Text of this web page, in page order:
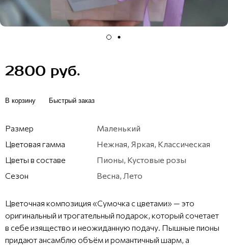
2800 руб.
В корзину Быстрый заказ
Размер
Маленький
Цветовая гамма
Нежная, Яркая, Классическая
Цветы в составе
Пионы, Кустовые розы
Сезон
Весна, Лето
Цветочная композиция «Сумочка с цветами» — это
оригинальный и трогательный подарок, который сочетает
в себе изящество и неожиданную подачу. Пышные пионы
придают ансамблю объём и романтичный шарм, а